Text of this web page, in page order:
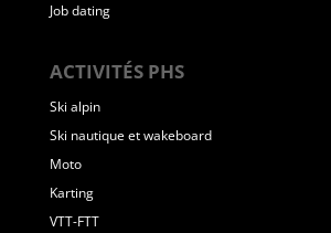
Job dating
ACTIVITÉS PHS
Ski alpin
Ski nautique et wakeboard
Moto
Karting
VTT-FTT